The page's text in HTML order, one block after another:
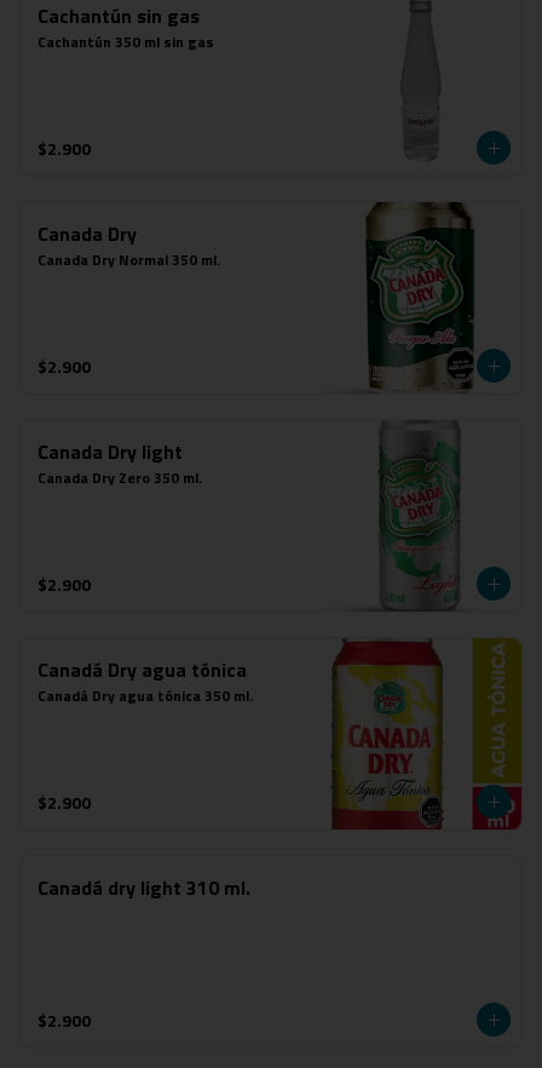
Cachantún sin gas
Cachantún 350 ml sin gas
$2.900
Canada Dry
Canada Dry Normal 350 ml.
$2.900
Canada Dry light
Canada Dry Zero 350 ml.
$2.900
Canadá Dry agua tónica
Canadá Dry agua tónica 350 ml.
$2.900
Canadá dry light 310 ml.
$2.900